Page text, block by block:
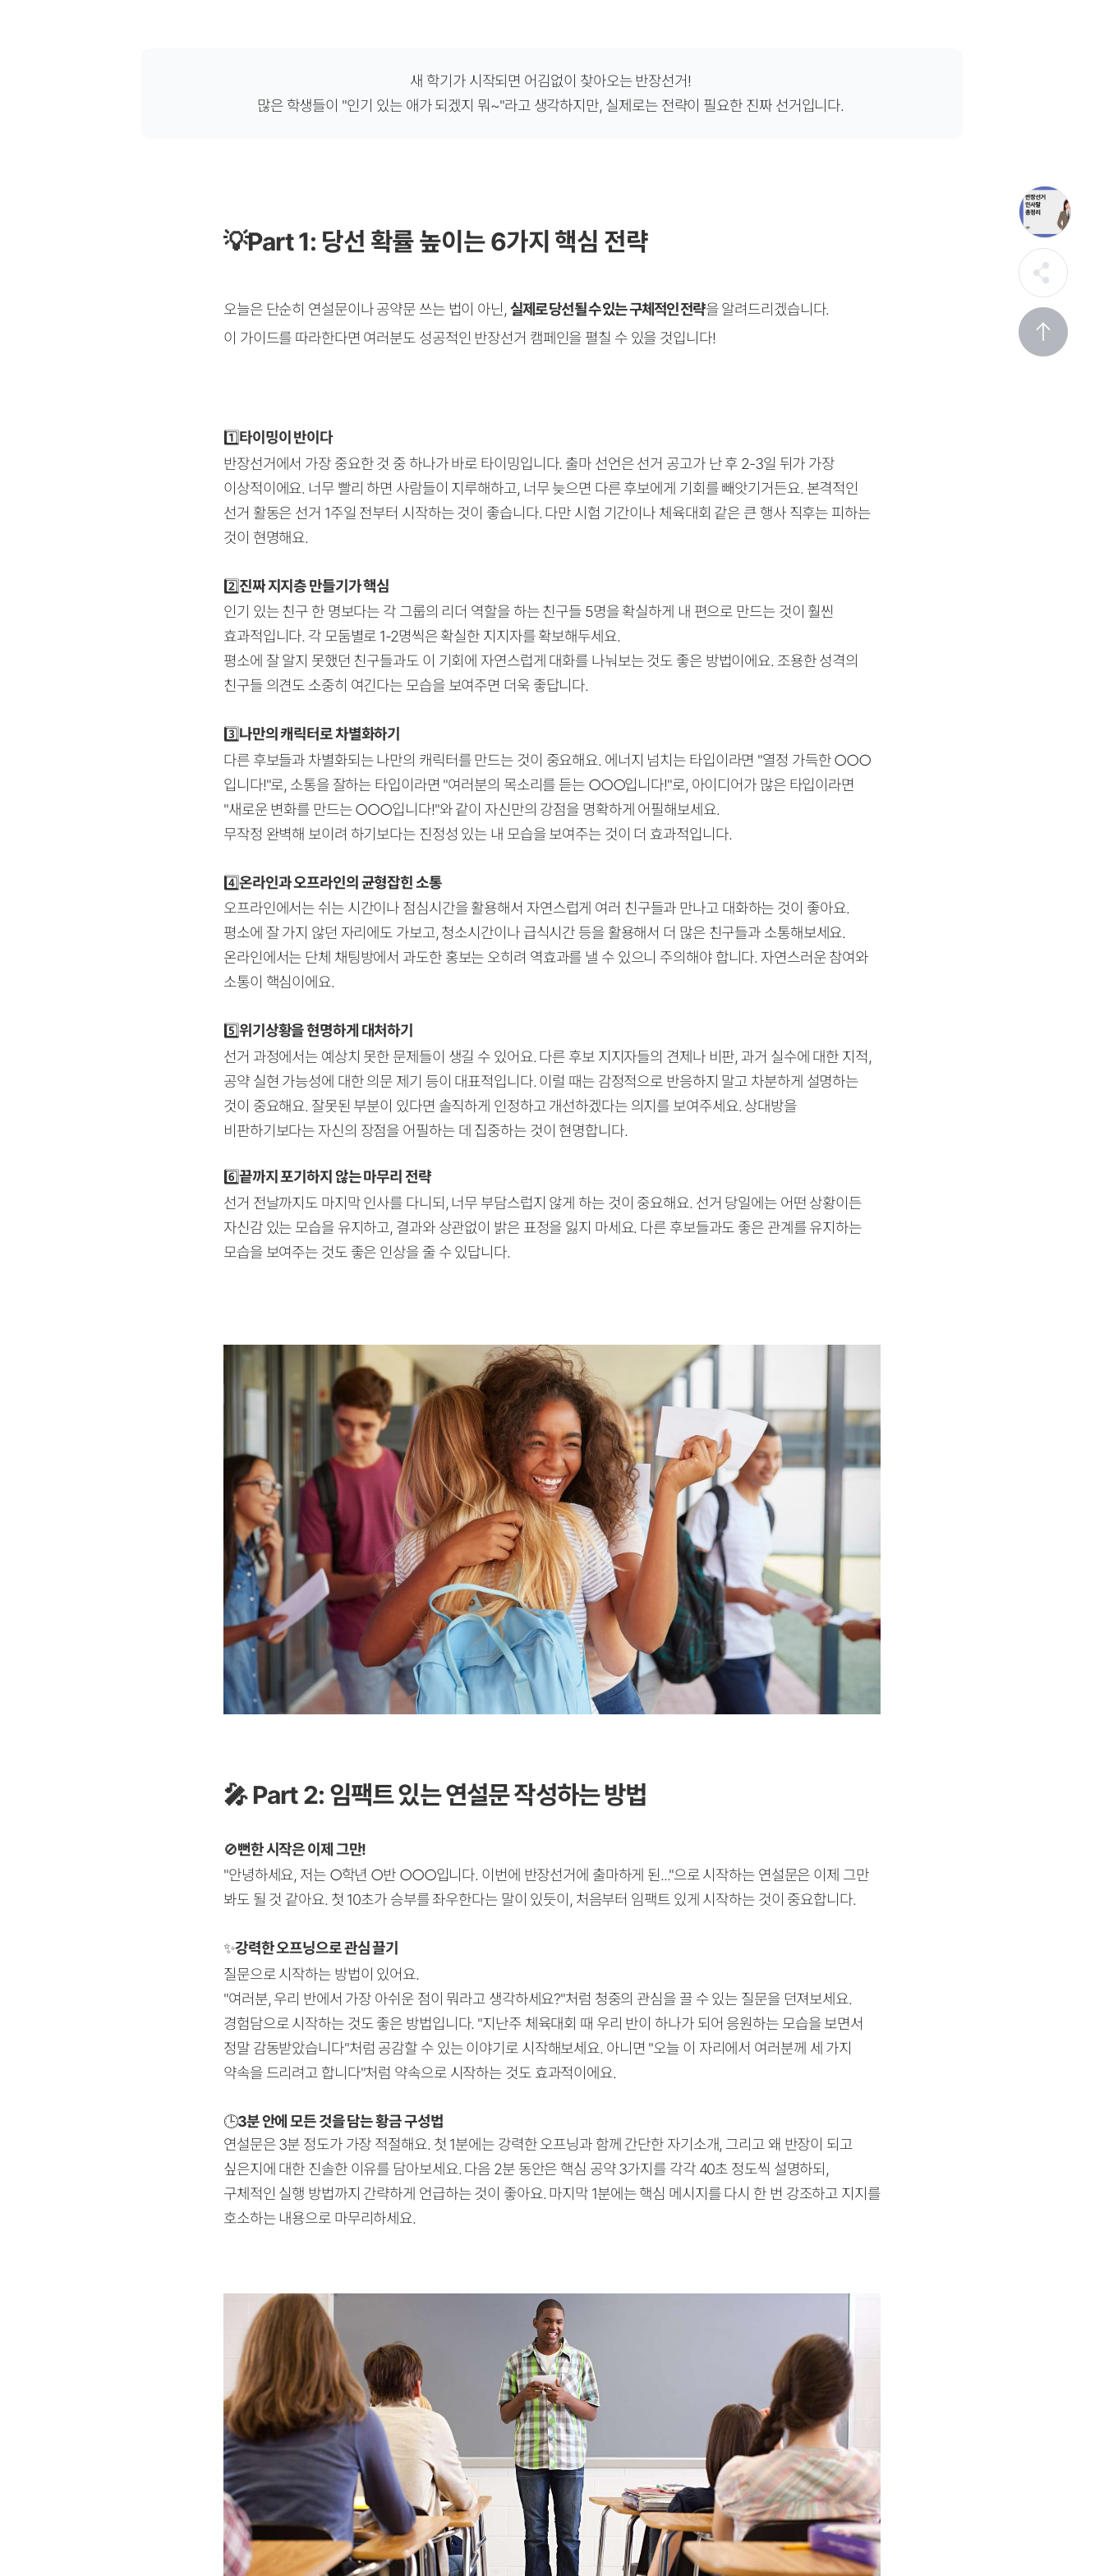
새 학기가 시작되면 어김없이 찾아오는 반장선거!
많은 학생들이 "인기 있는 애가 되겠지 뭐~"라고 생각하지만, 실제로는 전략이 필요한 진짜 선거입니다.
💡Part 1: 당선 확률 높이는 6가지 핵심 전략
오늘은 단순히 연설문이나 공약문 쓰는 법이 아닌,실제로 당선될 수 있는 구체적인 전략을 알려드리겠습니다.
이 가이드를 따라한다면 여러분도 성공적인 반장선거 캠페인을 펼칠 수 있을 것입니다!
1️⃣타이밍이 반이다
반장선거에서 가장 중요한 것 중 하나가 바로 타이밍입니다. 출마 선언은 선거 공고가 난 후 2-3일 뒤가 가장
이상적이에요. 너무 빨리 하면 사람들이 지루해하고, 너무 늦으면 다른 후보에게 기회를 빼앗기거든요. 본격적인
선거 활동은 선거 1주일 전부터 시작하는 것이 좋습니다. 다만 시험 기간이나 체육대회 같은 큰 행사 직후는 피하는
것이 현명해요.
2️⃣진짜 지지층 만들기가 핵심
인기 있는 친구 한 명보다는 각 그룹의 리더 역할을 하는 친구들 5명을 확실하게 내 편으로 만드는 것이 훨씬
효과적입니다. 각 모둠별로 1-2명씩은 확실한 지지자를 확보해두세요.
평소에 잘 알지 못했던 친구들과도 이 기회에 자연스럽게 대화를 나눠보는 것도 좋은 방법이에요. 조용한 성격의
친구들 의견도 소중히 여긴다는 모습을 보여주면 더욱 좋답니다.
3️⃣나만의 캐릭터로 차별화하기
다른 후보들과 차별화되는 나만의 캐릭터를 만드는 것이 중요해요. 에너지 넘치는 타입이라면 "열정 가득한 ○○○
입니다!"로, 소통을 잘하는 타입이라면 "여러분의 목소리를 듣는 ○○○입니다!"로, 아이디어가 많은 타입이라면
"새로운 변화를 만드는 ○○○입니다!"와 같이 자신만의 강점을 명확하게 어필해보세요.
무작정 완벽해 보이려 하기보다는 진정성 있는 내 모습을 보여주는 것이 더 효과적입니다.
4️⃣온라인과 오프라인의 균형잡힌 소통
오프라인에서는 쉬는 시간이나 점심시간을 활용해서 자연스럽게 여러 친구들과 만나고 대화하는 것이 좋아요.
평소에 잘 가지 않던 자리에도 가보고, 청소시간이나 급식시간 등을 활용해서 더 많은 친구들과 소통해보세요.
온라인에서는 단체 채팅방에서 과도한 홍보는 오히려 역효과를 낼 수 있으니 주의해야 합니다. 자연스러운 참여와
소통이 핵심이에요.
5️⃣위기상황을 현명하게 대처하기
선거 과정에서는 예상치 못한 문제들이 생길 수 있어요. 다른 후보 지지자들의 견제나 비판, 과거 실수에 대한 지적,
공약 실현 가능성에 대한 의문 제기 등이 대표적입니다. 이럴 때는 감정적으로 반응하지 말고 차분하게 설명하는
것이 중요해요. 잘못된 부분이 있다면 솔직하게 인정하고 개선하겠다는 의지를 보여주세요. 상대방을
비판하기보다는 자신의 장점을 어필하는 데 집중하는 것이 현명합니다.
6️⃣끝까지 포기하지 않는 마무리 전략
선거 전날까지도 마지막 인사를 다니되, 너무 부담스럽지 않게 하는 것이 중요해요. 선거 당일에는 어떤 상황이든
자신감 있는 모습을 유지하고, 결과와 상관없이 밝은 표정을 잃지 마세요. 다른 후보들과도 좋은 관계를 유지하는
모습을 보여주는 것도 좋은 인상을 줄 수 있답니다.
🎤 Part 2: 임팩트 있는 연설문 작성하는 방법
🚫뻔한 시작은 이제 그만!
"안녕하세요, 저는 ○학년 ○반 ○○○입니다. 이번에 반장선거에 출마하게 된..."으로 시작하는 연설문은 이제 그만
봐도 될 것 같아요. 첫 10초가 승부를 좌우한다는 말이 있듯이, 처음부터 임팩트 있게 시작하는 것이 중요합니다.
✨강력한 오프닝으로 관심 끌기
질문으로 시작하는 방법이 있어요.
"여러분, 우리 반에서 가장 아쉬운 점이 뭐라고 생각하세요?"처럼 청중의 관심을 끌 수 있는 질문을 던져보세요.
경험담으로 시작하는 것도 좋은 방법입니다. "지난주 체육대회 때 우리 반이 하나가 되어 응원하는 모습을 보면서
정말 감동받았습니다"처럼 공감할 수 있는 이야기로 시작해보세요. 아니면 "오늘 이 자리에서 여러분께 세 가지
약속을 드리려고 합니다"처럼 약속으로 시작하는 것도 효과적이에요.
🕒3분 안에 모든 것을 담는 황금 구성법
연설문은 3분 정도가 가장 적절해요. 첫 1분에는 강력한 오프닝과 함께 간단한 자기소개, 그리고 왜 반장이 되고
싶은지에 대한 진솔한 이유를 담아보세요. 다음 2분 동안은 핵심 공약 3가지를 각각 40초 정도씩 설명하되,
구체적인 실행 방법까지 간략하게 언급하는 것이 좋아요. 마지막 1분에는 핵심 메시지를 다시 한 번 강조하고 지지를
호소하는 내용으로 마무리하세요.